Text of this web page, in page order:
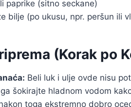
paprike (sitno seckane)
bilje (po ukusu, npr. peršun ili
(Korak po
Beli luk i ulje ovde nisu
šokirajte hladnom vodom
toga ekstremno dobro